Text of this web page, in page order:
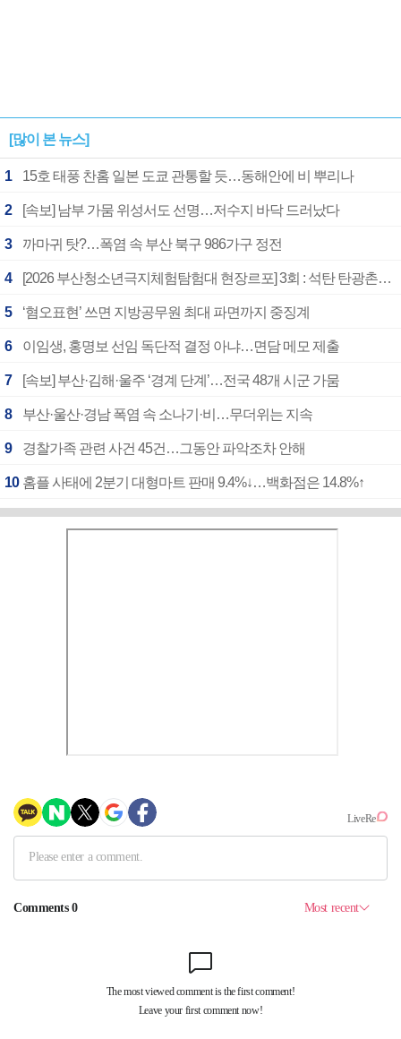
[많이 본 뉴스]
1 15호 태풍 찬홈 일본 도쿄 관통할 듯…동해안에 비 뿌리나
2 [속보] 남부 가뭄 위성서도 선명…저수지 바닥 드러났다
3 까마귀 탓?…폭염 속 부산 북구 986가구 정전
4 [2026 부산청소년극지체험탐험대 현장르포] 3회 : 석탄 탄광촌에서 북극 연구의 중심지로
5 ‘혐오표현’ 쓰면 지방공무원 최대 파면까지 중징계
6 이임생, 홍명보 선임 독단적 결정 아냐…면담 메모 제출
7 [속보] 부산·김해·울주 ‘경계 단계’…전국 48개 시군 가뭄
8 부산·울산·경남 폭염 속 소나기·비…무더위는 지속
9 경찰가족 관련 사건 45건…그동안 파악조차 안해
10 홈플 사태에 2분기 대형마트 판매 9.4%↓…백화점은 14.8%↑